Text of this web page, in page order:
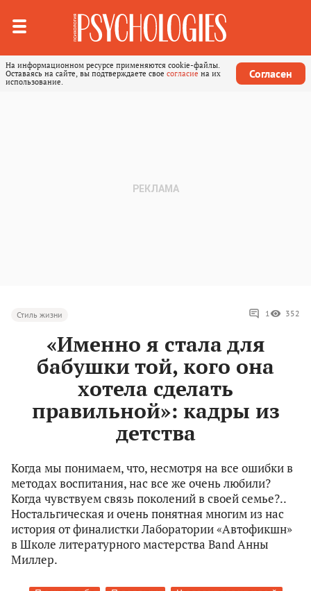
На информационном ресурсе применяются cookie-файлы.
Оставаясь на сайте, вы подтверждаете свое согласие на их
использование.
Согласен
Стиль жизни 1 352
«Именно я стала для
бабушки той, кого она
хотела сделать
правильной»: кадры из
детства
Когда мы понимаем, что, несмотря на все ошибки в
методах воспитания, нас все же очень любили?
Когда чувствуем связь поколений в своей семье?..
Ностальгическая и очень понятная многим из нас
история от финалистки Лаборатории «Автофикшн»
в Школе литературного мастерства Band Анны
Миллер.